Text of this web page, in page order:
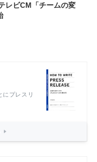
レビCM「チームの変
にプレスリ